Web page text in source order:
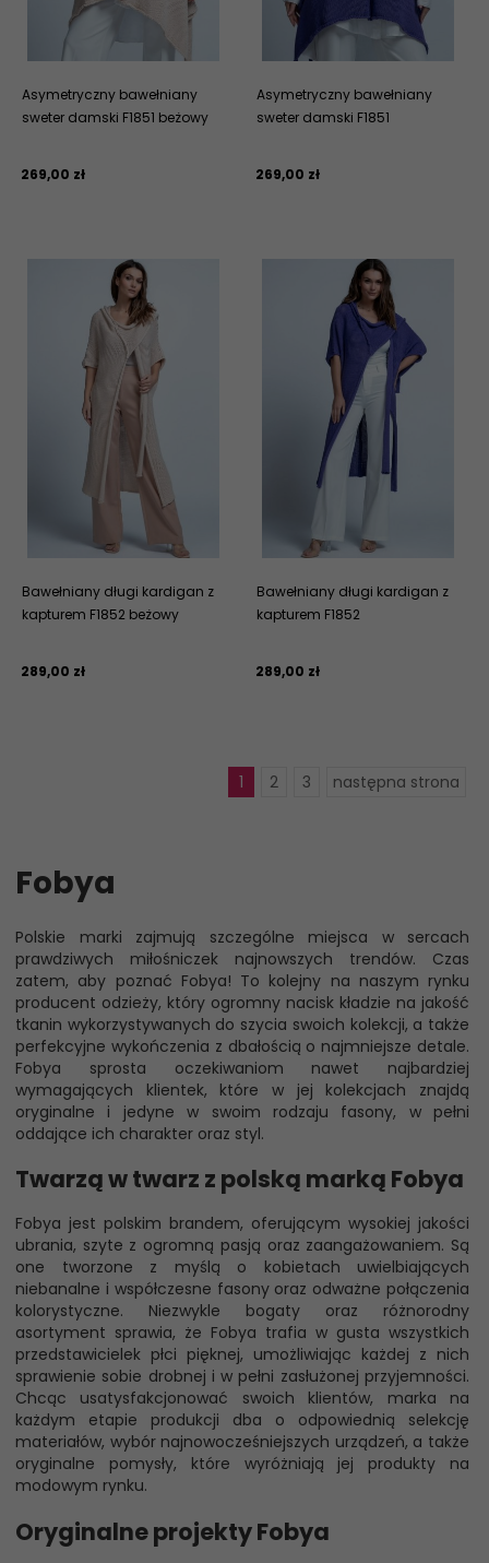
Asymetryczny bawełniany
sweter damski F1851 beżowy
269,00 zł
Asymetryczny bawełniany
sweter damski F1851
269,00 zł
Bawełniany długi kardigan z
kapturem F1852 beżowy
289,00 zł
Bawełniany długi kardigan z
kapturem F1852
289,00 zł
1 2 3 następna strona
Fobya
Polskie marki zajmują szczególne miejsca w sercach
prawdziwych miłośniczek najnowszych trendów. Czas
zatem, aby poznać Fobya! To kolejny na naszym rynku
producent odzieży, który ogromny nacisk kładzie na jakość
tkanin wykorzystywanych do szycia swoich kolekcji, a także
perfekcyjne wykończenia z dbałością o najmniejsze detale.
Fobya sprosta oczekiwaniom nawet najbardziej
wymagających klientek, które w jej kolekcjach znajdą
oryginalne i jedyne w swoim rodzaju fasony, w pełni
oddające ich charakter oraz styl.
Twarzą w twarz z polską marką Fobya
Fobya jest polskim brandem, oferującym wysokiej jakości
ubrania, szyte z ogromną pasją oraz zaangażowaniem. Są
one tworzone z myślą o kobietach uwielbiających
niebanalne i współczesne fasony oraz odważne połączenia
kolorystyczne. Niezwykle bogaty oraz różnorodny
asortyment sprawia, że Fobya trafia w gusta wszystkich
przedstawicielek płci pięknej, umożliwiając każdej z nich
sprawienie sobie drobnej i w pełni zasłużonej przyjemności.
Chcąc usatysfakcjonować swoich klientów, marka na
każdym etapie produkcji dba o odpowiednią selekcję
materiałów, wybór najnowocześniejszych urządzeń, a także
oryginalne pomysły, które wyróżniają jej produkty na
modowym rynku.
Oryginalne projekty Fobya